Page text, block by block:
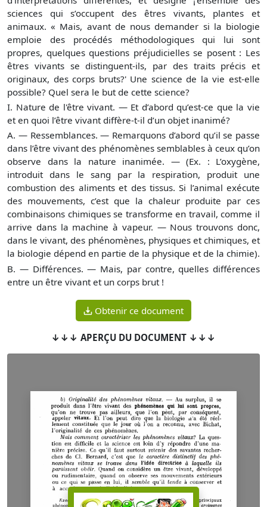
sciences qui s’occupent des êtres vivants, plantes et
animaux. « Mais, avant de nous de­mander si la biologie
emploie des procédés méthodologiques qui lui sont
propres, quelques questions préjudicielles se po­sent : Les
êtres vivants se distinguent-ils, par des traits précis et
originaux, des corps bruts?' Une science de la vie est-elle
possible? Quel sera le but de cette science?
I. Nature de l'être vivant. — Et d’abord qu’est-ce que la vie
et en quoi l’être vivant diffère-t-il d’un objet inanimé?
A. — Ressemblances. — Remarquons d’abord qu’il se passe
dans l’être vivant des phénomènes semblables à ceux qu’on
ob­serve dans la nature inanimée. — (Ex. : L’oxygène,
introduit dans le sang par la respiration, produit une
combustion des aliments et des tissus. Si l’animal exécute
des mouvements, c’est que la chaleur produite par ces
combinaisons chimiques se transforme en travail, comme il
arrive dans la machine à vapeur. — Nous trouvons donc,
dans le vivant, des phénomènes, physiques et chimiques, et
la biologie dépend en partie de la physique et de la chimie).
B. — Différences. — Mais, par contre, quelles différences
entre un être vivant et un corps brut !
Obtenir ce document
↓↓↓ APERÇU DU DOCUMENT ↓↓↓